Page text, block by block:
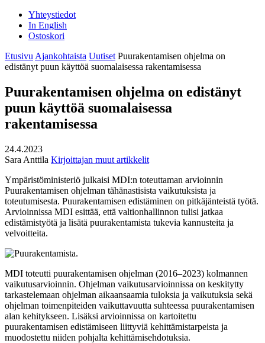
Yhteystiedot
In English
Ostoskori
Etusivu Ajankohtaista Uutiset Puurakentamisen ohjelma on
edistänyt puun käyttöä suomalaisessa rakentamisessa
Puurakentamisen ohjelma on edistänyt
puun käyttöä suomalaisessa
rakentamisessa
24.4.2023
Sara Anttila Kirjoittajan muut artikkelit
Ympäristöministeriö julkaisi MDI:n toteuttaman arvioinnin
Puurakentamisen ohjelman tähänastisista vaikutuksista ja
toteutumisesta. Puurakentamisen edistäminen on pitkäjänteistä työtä.
Arvioinnissa MDI esittää, että valtionhallinnon tulisi jatkaa
edistämistyötä ja lisätä puurakentamista tukevia kannusteita ja
velvoitteita.
MDI toteutti puurakentamisen ohjelman (2016–2023) kolmannen
vaikutusarvioinnin. Ohjelman vaikutusarvioinnissa on keskitytty
tarkastelemaan ohjelman aikaansaamia tuloksia ja vaikutuksia sekä
ohjelman toimenpiteiden vaikuttavuutta suhteessa puurakentamisen
alan kehitykseen. Lisäksi arvioinnissa on kartoitettu
puurakentamisen edistämiseen liittyviä kehittämistarpeista ja
muodostettu niiden pohjalta kehittämisehdotuksia.